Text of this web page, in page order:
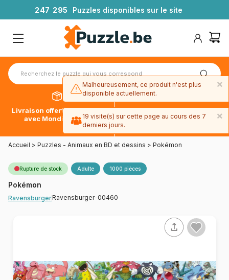
247 295 Puzzles disponibles sur le site
Livraison offerte dès 39€*
avec Mondial Relay
Paiement en 4x sans frais
avec Paypal
Accueil > Puzzles - Animaux en BD et dessins > Pokémon
Rupture de stock Adulte 1000 pièces
Pokémon
RavensburgerRavensburger-00460
×
Malheureusement, ce produit n'est plus
disponible actuellement.
×
19 visite(s) sur cette page au cours des 7
derniers jours.